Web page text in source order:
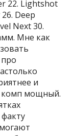
22. Lightshot
Deep
Next 30.
Мне как
и
комп мощный.